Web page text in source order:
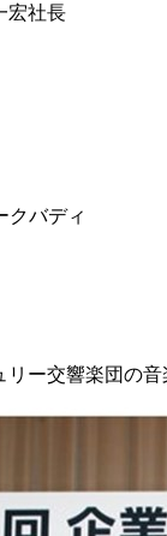
宏社長
クバディ
ー交響楽団の